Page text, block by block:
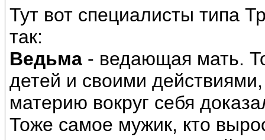
Тут вот специалисты типа
так:
Ведьма - ведающая мать.
детей и своими
материю вокруг себя
Тоже самое мужик, кто